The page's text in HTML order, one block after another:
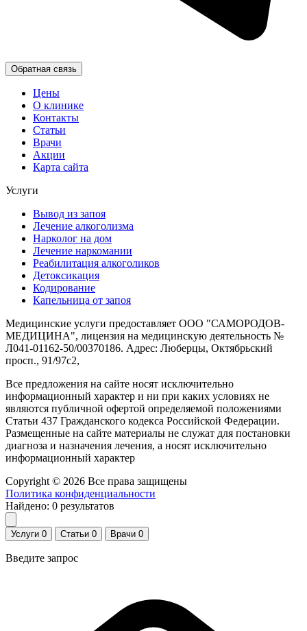
Обратная связь
Цены
О клинике
Контакты
Статьи
Врачи
Акции
Карта сайта
Услуги
Вывод из запоя
Лечение алкоголизма
Нарколог на дом
Лечение наркомании
Реабилитация алкоголиков
Детоксикация
Кодирование
Капельница от запоя
Медицинские услуги предоставляет ООО "САМОРОДОВ-
МЕДИЦИНА", лицензия на медицинскую деятельность №
Л041-01162-50/00370186. Адрес: Люберцы, Октябрьский
просп., 91/97с2,
Все предложения на сайте носят исключительно
информационный характер и ни при каких условиях не
являются публичной офертой определяемой положениями
Статьи 437 Гражданского кодекса Российской Федерации.
Размещенные на сайте материалы не служат для постановки
диагноза и назначения лечения, а носят исключительно
информационный характер
Copyright © 2026 Все права защищены
Политика конфиденциальности
Найдено: 0 результатов
Услуги 0 Статьи 0 Врачи 0
Введите запрос